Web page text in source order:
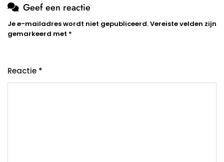
Geef een reactie
Je e-mailadres wordt niet gepubliceerd.Vereiste velden zijn
gemarkeerd met *
Reactie *